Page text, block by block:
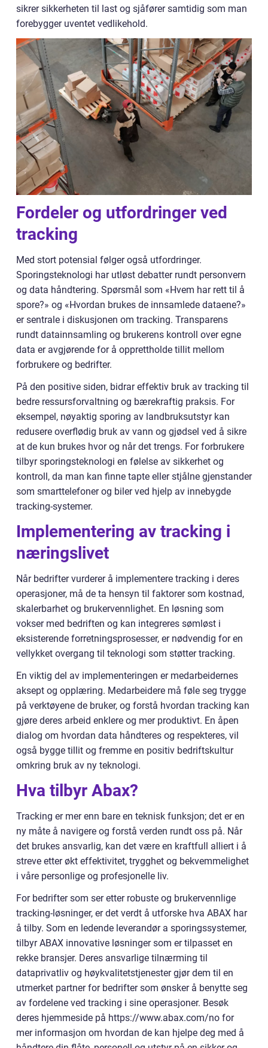
sikrer sikkerheten til last og sjåfører samtidig som man
forebygger uventet vedlikehold.
Fordeler og utfordringer ved
tracking
Med stort potensial følger også utfordringer.
Sporingsteknologi har utløst debatter rundt personvern
og data håndtering. Spørsmål som «Hvem har rett til å
spore?» og «Hvordan brukes de innsamlede dataene?»
er sentrale i diskusjonen om tracking. Transparens
rundt datainnsamling og brukerens kontroll over egne
data er avgjørende for å opprettholde tillit mellom
forbrukere og bedrifter.
På den positive siden, bidrar effektiv bruk av tracking til
bedre ressursforvaltning og bærekraftig praksis. For
eksempel, nøyaktig sporing av landbruksutstyr kan
redusere overflødig bruk av vann og gjødsel ved å sikre
at de kun brukes hvor og når det trengs. For forbrukere
tilbyr sporingsteknologi en følelse av sikkerhet og
kontroll, da man kan finne tapte eller stjålne gjenstander
som smarttelefoner og biler ved hjelp av innebygde
tracking-systemer.
Implementering av tracking i
næringslivet
Når bedrifter vurderer å implementere tracking i deres
operasjoner, må de ta hensyn til faktorer som kostnad,
skalerbarhet og brukervennlighet. En løsning som
vokser med bedriften og kan integreres sømløst i
eksisterende forretningsprosesser, er nødvendig for en
vellykket overgang til teknologi som støtter tracking.
En viktig del av implementeringen er medarbeidernes
aksept og opplæring. Medarbeidere må føle seg trygge
på verktøyene de bruker, og forstå hvordan tracking kan
gjøre deres arbeid enklere og mer produktivt. En åpen
dialog om hvordan data håndteres og respekteres, vil
også bygge tillit og fremme en positiv bedriftskultur
omkring bruk av ny teknologi.
Hva tilbyr Abax?
Tracking er mer enn bare en teknisk funksjon; det er en
ny måte å navigere og forstå verden rundt oss på. Når
det brukes ansvarlig, kan det være en kraftfull alliert i å
streve etter økt effektivitet, trygghet og bekvemmelighet
i våre personlige og profesjonelle liv.
For bedrifter som ser etter robuste og brukervennlige
tracking-løsninger, er det verdt å utforske hva ABAX har
å tilby. Som en ledende leverandør a sporingssystemer,
tilbyr ABAX innovative løsninger som er tilpasset en
rekke bransjer. Deres ansvarlige tilnærming til
dataprivatliv og høykvalitetstjenester gjør dem til en
utmerket partner for bedrifter som ønsker å benytte seg
av fordelene ved tracking i sine operasjoner. Besøk
deres hjemmeside på https://www.abax.com/no for
mer informasjon om hvordan de kan hjelpe deg med å